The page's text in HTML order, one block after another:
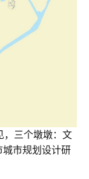
三个墩墩：文
市规划设计研